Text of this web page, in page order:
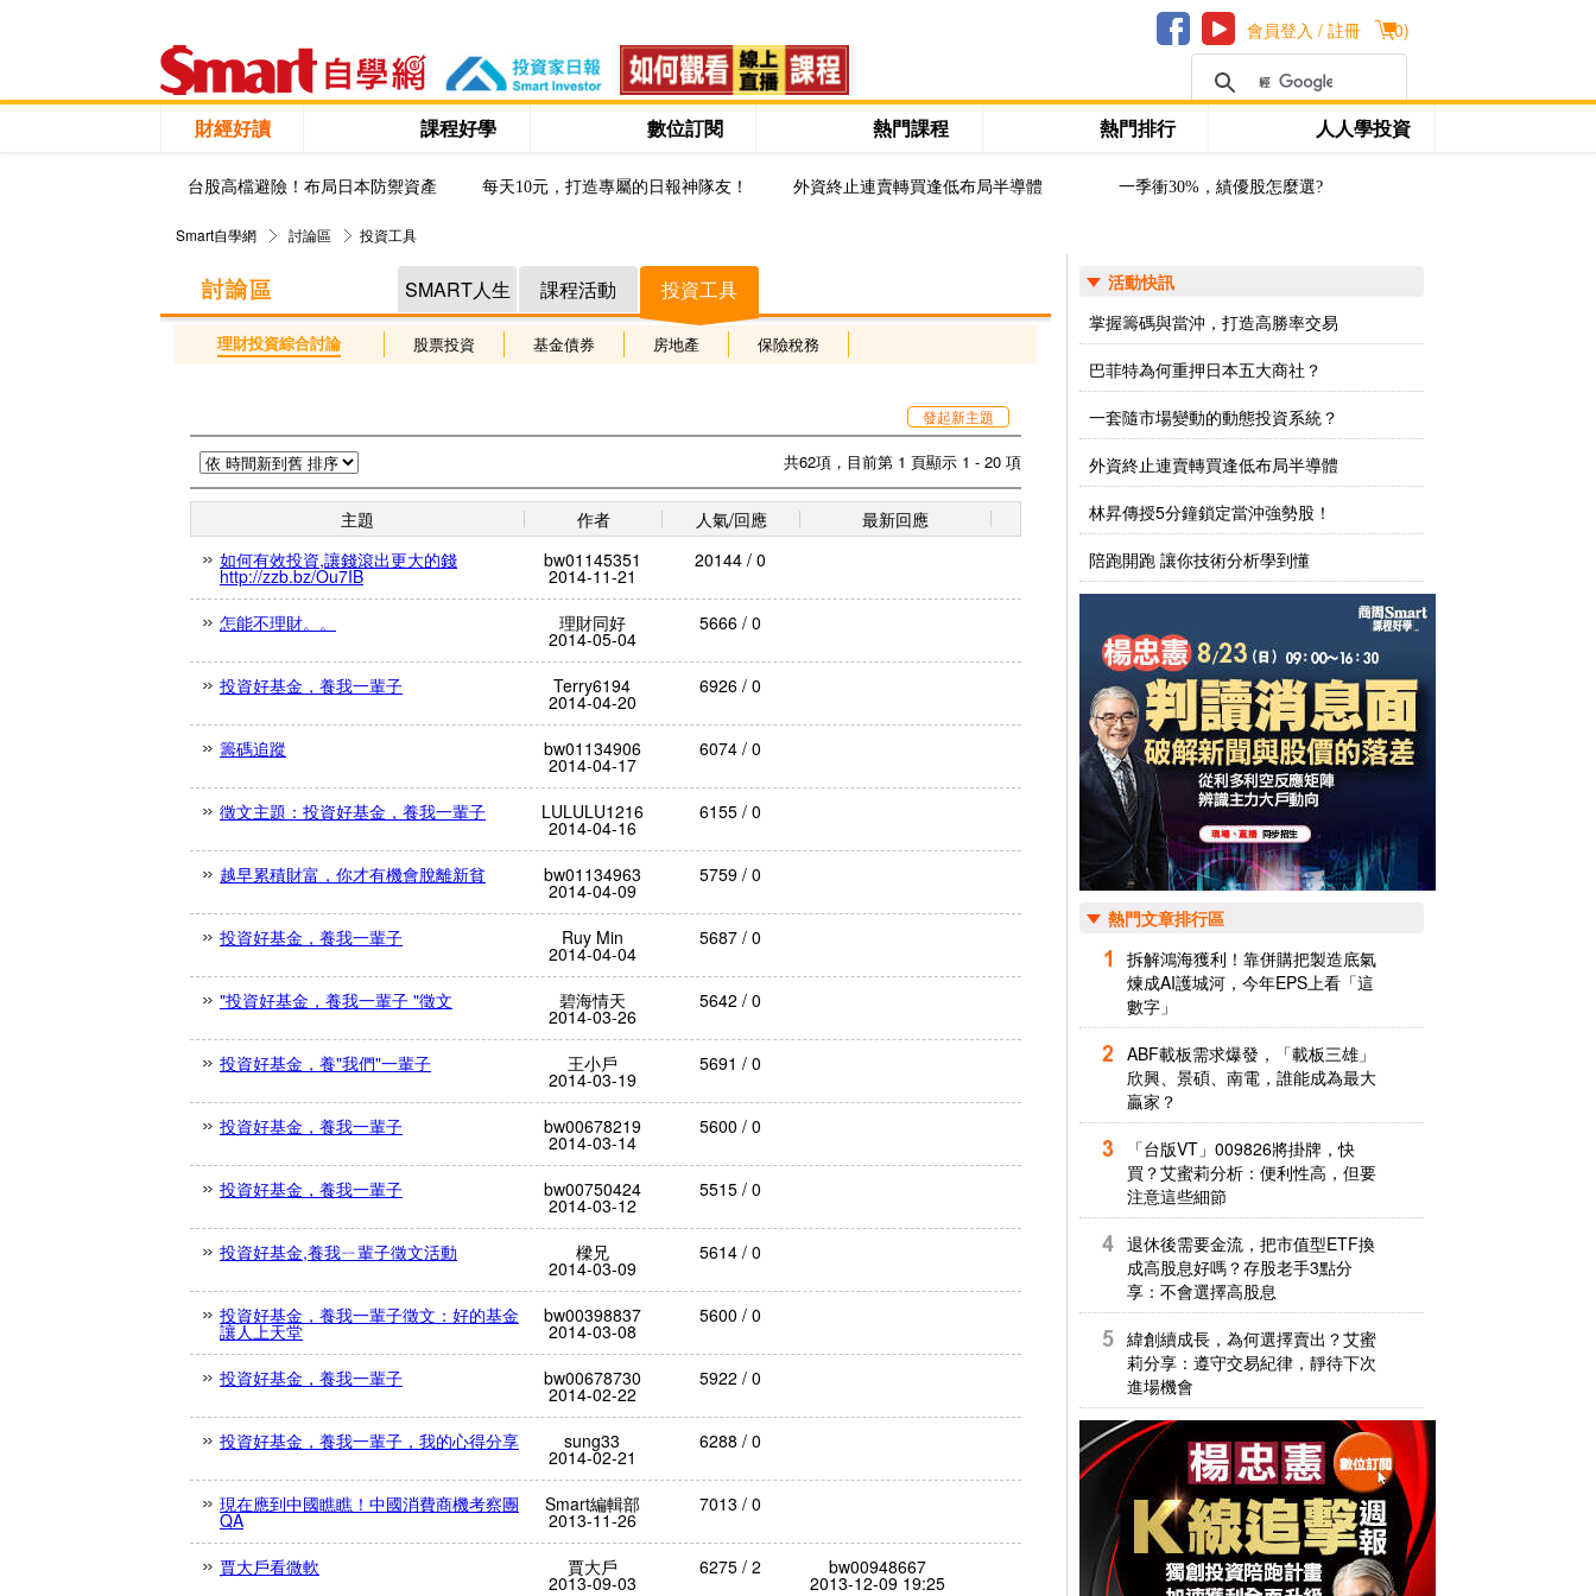
(0)
會員登入 / 註冊
財經好讀 課程好學 數位訂閱 熱門課程 熱門排行 人人學投資
台股高檔避險！布局日本防禦資產 每天10元，打造專屬的日報神隊友！ 外資終止連賣轉買逢低布局半導體 一季衝30%，績優股怎麼選?
Smart自學網 討論區 投資工具
SMART人生 課程活動 投資工具
理財投資綜合討論 股票投資 基金債券 房地產 保險稅務
發起新主題
共62項，目前第 1 頁顯示 1 - 20 項
主題 作者 人氣/回應
最新回應
如何有效投資,讓錢滾出更大的錢
http://zzb.bz/Ou7IB
bw01145351
2014-11-21
20144 / 0
怎能不理財。。 理財同好
2014-05-04
5666 / 0
投資好基金，養我一輩子 Terry6194
2014-04-20
6926 / 0
籌碼追蹤 bw01134906
2014-04-17
6074 / 0
徵文主題：投資好基金，養我一輩子 LULULU1216
2014-04-16
6155 / 0
越早累積財富，你才有機會脫離新貧 bw01134963
2014-04-09
5759 / 0
投資好基金，養我一輩子 Ruy Min
2014-04-04
5687 / 0
"投資好基金，養我一輩子 "徵文 碧海情天
2014-03-26
5642 / 0
投資好基金，養"我們"一輩子 王小戶
2014-03-19
5691 / 0
投資好基金，養我一輩子 bw00678219
2014-03-14
5600 / 0
投資好基金，養我一輩子 bw00750424
2014-03-12
5515 / 0
投資好基金,養我ㄧ輩子徵文活動 樑兄
2014-03-09
5614 / 0
投資好基金，養我一輩子徵文：好的基金
讓人上天堂
bw00398837
2014-03-08
5600 / 0
投資好基金，養我一輩子 bw00678730
2014-02-22
5922 / 0
投資好基金，養我一輩子，我的心得分享 sung33
2014-02-21
6288 / 0
現在應到中國瞧瞧！中國消費商機考察團
QA
Smart編輯部
2013-11-26
7013 / 0
賈大戶看微軟 賈大戶
2013-09-03
6275 / 2 bw00948667
2013-12-09 19:25
活動快訊
掌握籌碼與當沖，打造高勝率交易
巴菲特為何重押日本五大商社？
一套隨市場變動的動態投資系統？
外資終止連賣轉買逢低布局半導體
林昇傳授5分鐘鎖定當沖強勢股！
陪跑開跑 讓你技術分析學到懂
熱門文章排行區
拆解鴻海獲利！靠併購把製造底氣
煉成AI護城河，今年EPS上看「這
數字」
ABF載板需求爆發，「載板三雄」
欣興、景碩、南電，誰能成為最大
贏家？
「台版VT」009826將掛牌，快
買？艾蜜莉分析：便利性高，但要
注意這些細節
退休後需要金流，把市值型ETF換
成高股息好嗎？存股老手3點分
享：不會選擇高股息
緯創續成長，為何選擇賣出？艾蜜
莉分享：遵守交易紀律，靜待下次
進場機會